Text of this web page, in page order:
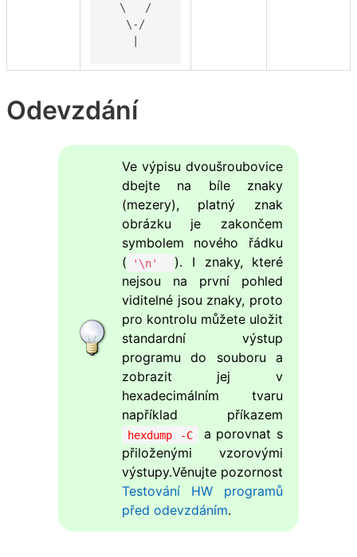
  \   /
   \-/
Odevzdání
Ve výpisu dvoušroubovice
dbejte na bíle znaky
(mezery), platný znak
obrázku je zakončem
symbolem nového řádku
(
'\n'
). I znaky, které
nejsou na první pohled
viditelné jsou znaky, proto
pro kontrolu můžete uložit
standardní výstup
programu do souboru a
zobrazit jej v
hexadecimálním tvaru
například příkazem
hexdump -C
a porovnat s
přiloženými vzorovými
výstupy.Věnujte pozornost
Testování HW programů
před odevzdáním.